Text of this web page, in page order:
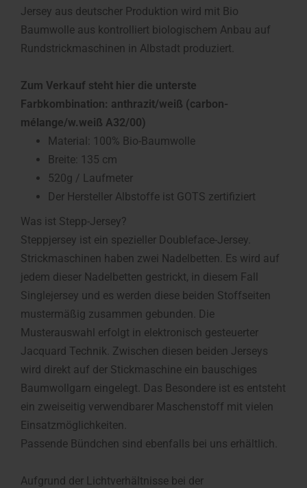
Jersey aus deutscher Produktion wird mit Bio
Baumwolle aus kontrolliert biologischem Anbau auf
Rundstrickmaschinen in Albstadt produziert.
Zum Verkauf steht hier die unterste
Farbkombination: anthrazit/weiß (carbon-
mélange/w.weiß A32/00)
Material: 100% Bio-Baumwolle
Breite: 135 cm
520g / Laufmeter
Der Hersteller Albstoffe ist GOTS zertifiziert
Was ist Stepp-Jersey?
Steppjersey ist ein spezieller Doubleface-Jersey.
Strickmaschinen haben zwei Nadelbetten. Es wird auf
jedem dieser Nadelbetten gestrickt, in diesem Fall
Singlejersey und es werden diese beiden Stoffseiten
mustermäßig zusammen gebunden. Die
Musterauswahl erfolgt in elektronisch gesteuerter
Jacquard Technik. Zwischen diesen beiden Jerseys
wird direkt auf der Stickmaschine ein bauschiges
Baumwollgarn eingelegt. Das Besondere ist es entsteht
ein zweiseitig verwendbarer Maschenstoff mit vielen
Einsatzmöglichkeiten.
Passende Bündchen sind ebenfalls bei uns erhältlich.
Aufgrund der Lichtverhältnisse bei der